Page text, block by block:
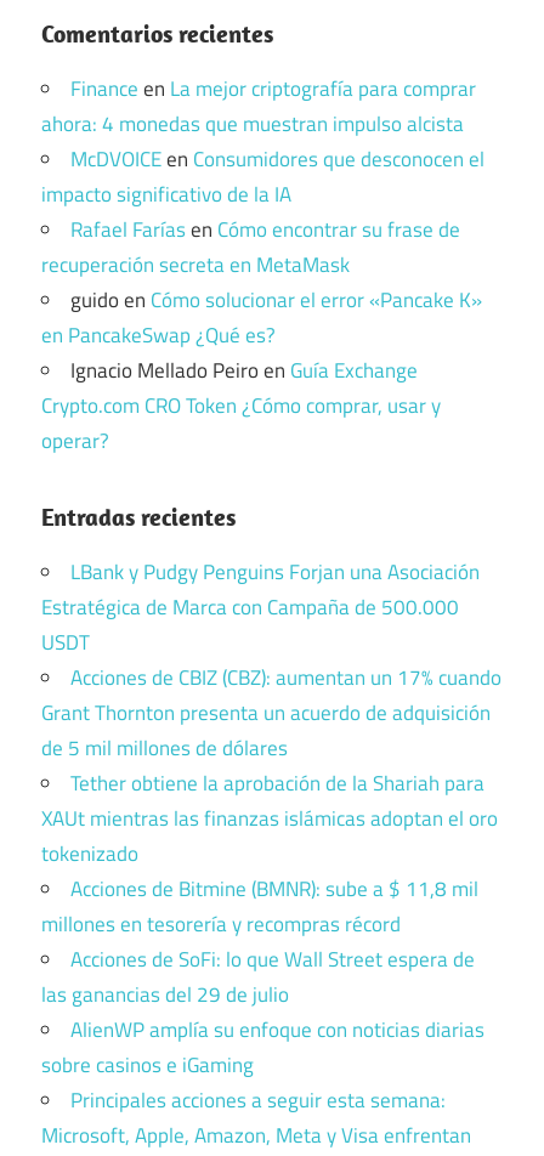
Comentarios recientes
Financeen La mejor criptografía para comprar
ahora: 4 monedas que muestran impulso alcista
McDVOICEen Consumidores que desconocen el
impacto significativo de la IA
Rafael Faríasen Cómo encontrar su frase de
recuperación secreta en MetaMask
guidoen Cómo solucionar el error «Pancake K»
en PancakeSwap ¿Qué es?
Ignacio Mellado Peiroen Guía Exchange
Crypto.com CRO Token ¿Cómo comprar, usar y
operar?
Entradas recientes
LBank y Pudgy Penguins Forjan una Asociación
Estratégica de Marca con Campaña de 500.000
USDT
Acciones de CBIZ (CBZ): aumentan un 17% cuando
Grant Thornton presenta un acuerdo de adquisición
de 5 mil millones de dólares
Tether obtiene la aprobación de la Shariah para
XAUt mientras las finanzas islámicas adoptan el oro
tokenizado
Acciones de Bitmine (BMNR): sube a $ 11,8 mil
millones en tesorería y recompras récord
Acciones de SoFi: lo que Wall Street espera de
las ganancias del 29 de julio
AlienWP amplía su enfoque con noticias diarias
sobre casinos e iGaming
Principales acciones a seguir esta semana:
Microsoft, Apple, Amazon, Meta y Visa enfrentan